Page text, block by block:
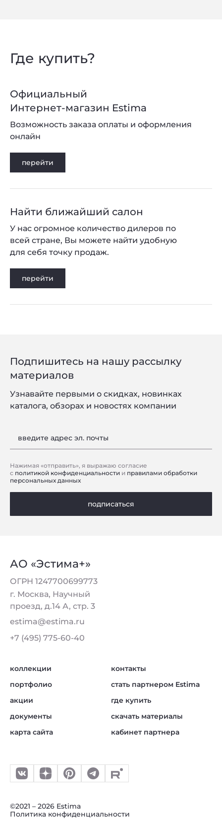
Где купить?
Официальный
Интернет-магазин Estima
перейти
Возможность заказа оплаты и оформления
онлайн
Найти ближайший салон
перейти
У нас огромное количество дилеров по
всей стране, Вы можете найти удобную
для себя точку продаж.
Подпишитесь на нашу рассылку
материалов
Узнавайте первыми о скидках, новинках
каталога, обзорах и новостях компании
введите адрес эл. почты
Нажимая «отправить», я выражаю согласие
с политикой конфиденциальности и правилами обработки
персональных данных
подписаться
АО «Эстима+»
ОГРН 1247700699773
г. Москва, Научный
проезд, д.14 А, стр. 3
estima@estima.ru
+7 (495) 775-60-40
коллекции
портфолио
акции
документы
карта сайта
контакты
стать партнером Estima
где купить
скачать материалы
кабинет партнера
©2021 – 2026 Estima
Политика конфиденциальности